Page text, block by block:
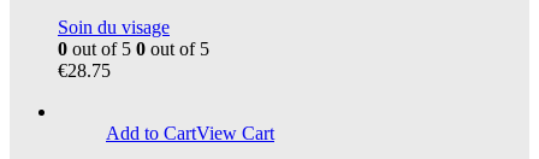
Soin du visage
0 out of 5 0 out of 5
€28.75
Add to CartView Cart